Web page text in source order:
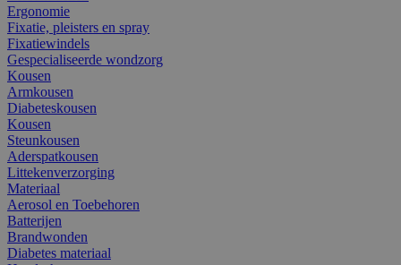
Ergonomie
Fixatie, pleisters en spray
Fixatiewindels
Gespecialiseerde wondzorg
Kousen
Armkousen
Diabeteskousen
Kousen
Steunkousen
Aderspatkousen
Littekenverzorging
Materiaal
Aerosol en Toebehoren
Batterijen
Brandwonden
Diabetes materiaal